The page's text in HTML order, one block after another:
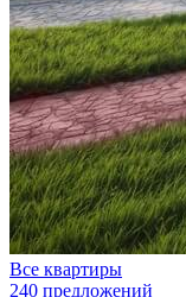
Все квартиры
240 предложений